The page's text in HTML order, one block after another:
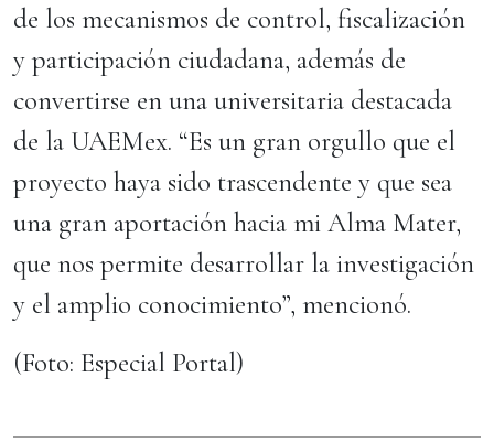
de los mecanismos de control, fiscalización
y participación ciudadana, además de
convertirse en una universitaria destacada
de la UAEMex. “Es un gran orgullo que el
proyecto haya sido trascendente y que sea
una gran aportación hacia mi Alma Mater,
que nos permite desarrollar la investigación
y el amplio conocimiento”, mencionó.
(Foto: Especial Portal)